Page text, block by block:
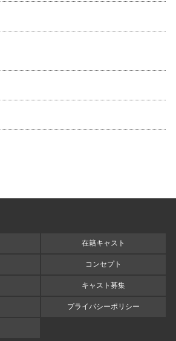
在籍キャスト
コンセプト
キャスト募集
プライバシーポリシー